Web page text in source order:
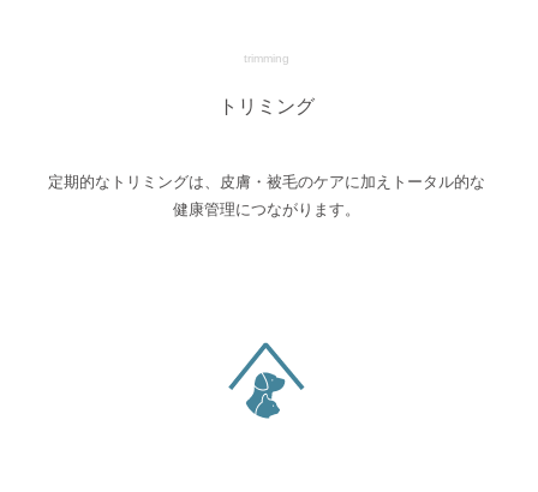
trimming
トリミング
定期的なトリミングは、皮膚・被毛のケアに加えトータル的な
健康管理につながります。